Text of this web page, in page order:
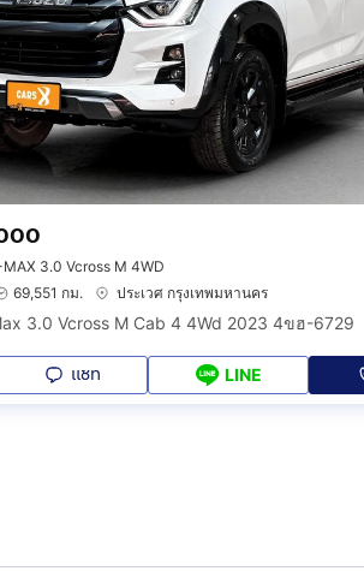
#ISUZU#D-MAX#1A0091
3.0 Vcross M 4WD
69,551 กม. ประเวศ กรุงเทพมหานคร
3.0 Vcross M Cab 4 4Wd 2023 4ขฮ-6729
แชท LINE